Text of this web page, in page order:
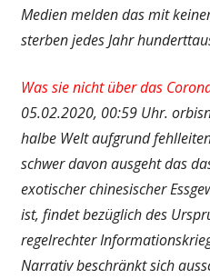
Medien melden das mit
sterben jedes Jahr
Was sie nicht über das
05.02.2020, 00:59 Uhr.
halbe Welt aufgrund
schwer davon ausgeht das
exotischer chinesischer
ist, findet bezüglich des
regelrechter
Narrativ beschränkt sich